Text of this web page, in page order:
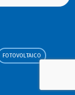
FOTOVOLTAICO